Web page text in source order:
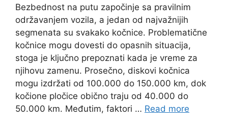
Bezbednost na putu započinje sa pravilnim
održavanjem vozila, a jedan od najvažnijih
segmenata su svakako kočnice. Problematične
kočnice mogu dovesti do opasnih situacija,
stoga je ključno prepoznati kada je vreme za
njihovu zamenu. Prosečno, diskovi kočnica
mogu izdržati od 100.000 do 150.000 km, dok
kočione pločice obično traju od 40.000 do
50.000 km. Međutim, faktori … Read more